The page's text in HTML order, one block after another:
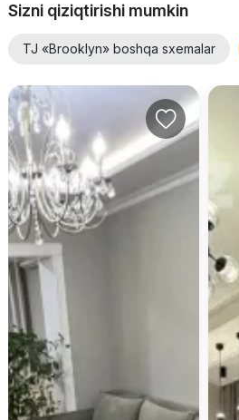
Sizni qiziqtirishi mumkin
TJ «Brooklyn» boshqa sxemalar